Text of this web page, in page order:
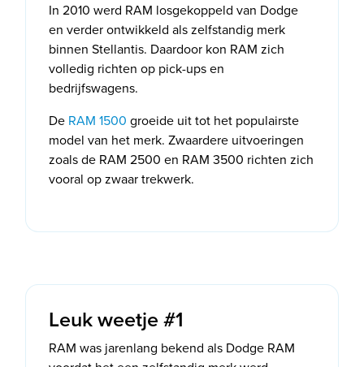
In 2010 werd RAM losgekoppeld van Dodge
en verder ontwikkeld als zelfstandig merk
binnen Stellantis. Daardoor kon RAM zich
volledig richten op pick-ups en
bedrijfswagens.
De RAM 1500 groeide uit tot het populairste
model van het merk. Zwaardere uitvoeringen
zoals de RAM 2500 en RAM 3500 richten zich
vooral op zwaar trekwerk.
Leuk weetje #1
RAM was jarenlang bekend als Dodge RAM